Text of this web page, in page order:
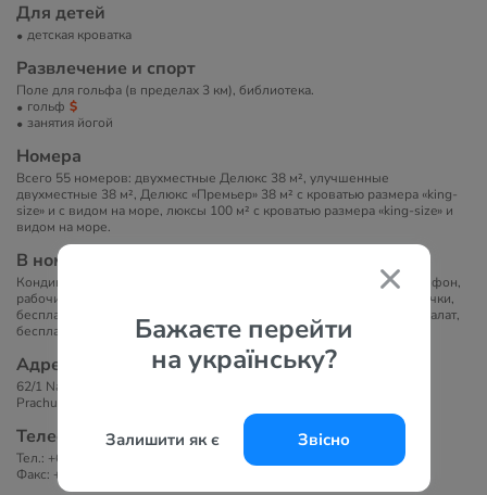
Бажаєте перейти
на українську?
Залишити як є Звісно
Для детей
детская кроватка
Развлечение и спорт
Поле для гольфа (в пределах 3 км), библиотека.
гольф
занятия йогой
Номера
Всего 55 номеров: двухместные Делюкс 38 м², улучшенные
двухместные 38 м², Делюкс «Премьер» 38 м² с кроватью размера «king-
size» и с видом на море, люксы 100 м² с кроватью размера «king-size» и
видом на море.
В номерах
Кондиционер, мини-бар, сейф, телевизор с плоским экраном, телефон,
рабочий стол, гостиный уголок, ванная комната с душем, фен, тапочки,
бесплатные туалетно-косметические принадлежности, тапочки и халат,
бесплатный Wi-fi, балкон, ежедневная уборка.
Адрес
62/1 Naebkehardt Rd, Tambon Hua Hin, Amphoe Hua Hin, Chang Wat
Prachuap Khiri Khan 77110, Таиланд
Телефоны
Тел.: +66 32 515 655
Факс: +66 32 515 755